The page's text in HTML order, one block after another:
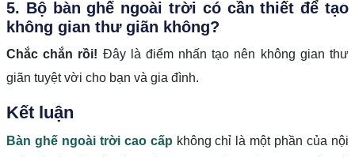
5. Bộ bàn ghế ngoài trời có cần thiết để tạo
không gian thư giãn không?
Chắc chắn rồi! Đây là điểm nhấn tạo nên không gian thư
giãn tuyệt vời cho bạn và gia đình.
Kết luận
Bàn ghế ngoài trời cao cấp không chỉ là một phần của nội